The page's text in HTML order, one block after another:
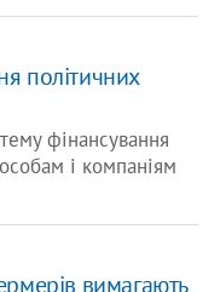
політичних
фінансування
і компаніям
вимагають